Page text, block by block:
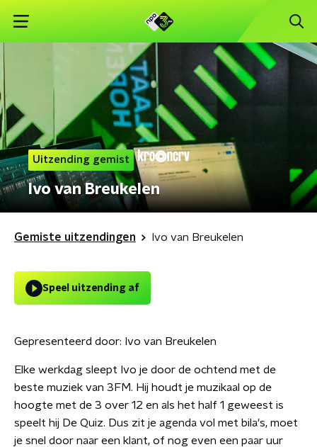
Uitzending gemist
Ivo van Breukelen
Gemiste uitzendingen Ivo van Breukelen
Speel uitzending af
Gepresenteerd door: Ivo van Breukelen
Elke werkdag sleept Ivo je door de ochtend met de
beste muziek van 3FM. Hij houdt je muzikaal op de
hoogte met de 3 over 12 en als het half 1 geweest is
speelt hij De Quiz. Dus zit je agenda vol met bila's, moet
je snel door naar een klant, of nog even een paar uur